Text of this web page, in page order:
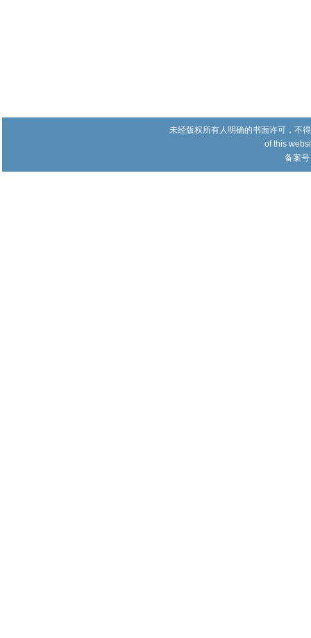
未经版权所有人明确的书面许可，不
of this
备案